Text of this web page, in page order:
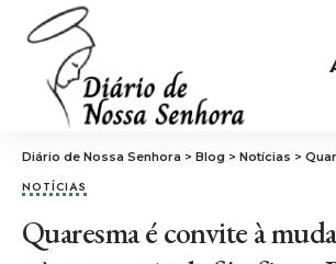
Diário de Nossa Senhora > Blog > Notícias > Quaresma é
NOTÍCIAS
Quaresma é convite à